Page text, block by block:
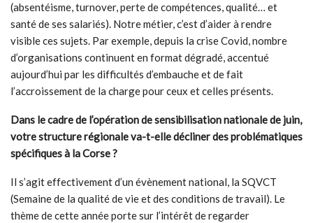
(absentéisme, turnover, perte de compétences, qualité… et
santé de ses salariés). Notre métier, c’est d’aider à rendre
visible ces sujets. Par exemple, depuis la crise Covid, nombre
d’organisations continuent en format dégradé, accentué
aujourd’hui par les difficultés d’embauche et de fait
l’accroissement de la charge pour ceux et celles présents.
Dans le cadre de l’opération de sensibilisation nationale de juin,
votre structure régionale va-t-elle décliner des problématiques
spécifiques à la Corse ?
Il s’agit effectivement d’un évènement national, la SQVCT
(Semaine de la qualité de vie et des conditions de travail). Le
thème de cette année porte sur l’intérêt de regarder